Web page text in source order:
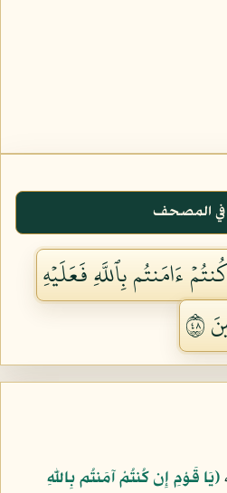
المصحف
ءَامَنتُم بِٱللَّهِ فَعَلَيۡهِ
﴿يَا قَوْمِ إِن كُنتُمْ آمَنتُم بِاللّهِ